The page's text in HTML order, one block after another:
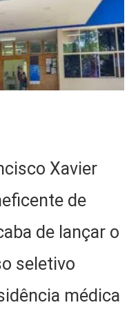
Xavier
de
de lançar o
seletivo
médica